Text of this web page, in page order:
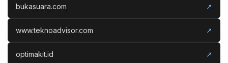
bukasuara.com ↗
www.teknoadvisor.com ↗
optimakit.id ↗